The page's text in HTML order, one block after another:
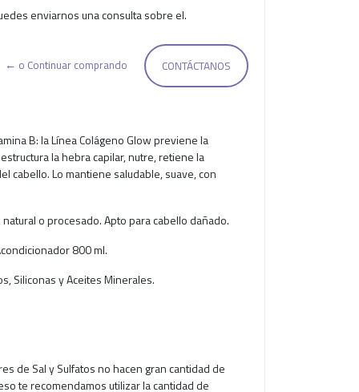
enviarnos una consulta sobre el.
CONTÁCTANOS
← o Continuar comprando
B: la Línea Colágeno Glow previene la
la hebra capilar, nutre, retiene la
cabello. Lo mantiene saludable, suave, con
o procesado. Apto para cabello dañado.
800 ml.
Siliconas y Aceites Minerales.
de Sal y Sulfatos no hacen gran cantidad de
te recomendamos utilizar la cantidad de